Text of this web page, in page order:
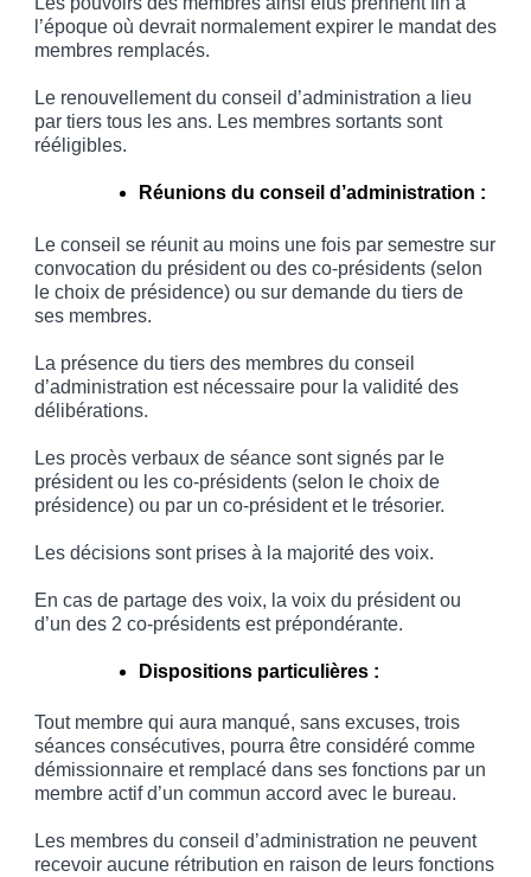
l’époque où devrait normalement expirer le mandat des
membres remplacés.
Le renouvellement du conseil d’administration a lieu
par tiers tous les ans. Les membres sortants sont
rééligibles.
Réunions du conseil d’administration :
Le conseil se réunit au moins une fois par semestre sur
convocation du président ou des co-présidents (selon
le choix de présidence) ou sur demande du tiers de
ses membres.
La présence du tiers des membres du conseil
d’administration est nécessaire pour la validité des
délibérations.
Les procès verbaux de séance sont signés par le
président ou les co-présidents (selon le choix de
présidence) ou par un co-président et le trésorier.
Les décisions sont prises à la majorité des voix.
En cas de partage des voix, la voix du président ou
d’un des 2 co-présidents est prépondérante.
Dispositions particulières :
Tout membre qui aura manqué, sans excuses, trois
séances consécutives, pourra être considéré comme
démissionnaire et remplacé dans ses fonctions par un
membre actif d’un commun accord avec le bureau.
Les membres du conseil d’administration ne peuvent
recevoir aucune rétribution en raison de leurs fonctions